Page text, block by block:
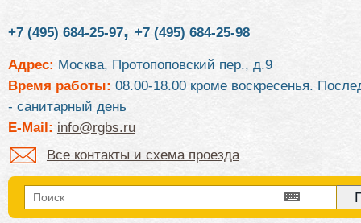
+7 (495) 684-25-97, +7 (495) 684-25-98
Адрес: Москва, Протопоповский пер., д.9
Время работы: 08.00-18.00 кроме воскресенья.
- санитарный день
E-Mail: info@rgbs.ru
Все контакты и схема проезда